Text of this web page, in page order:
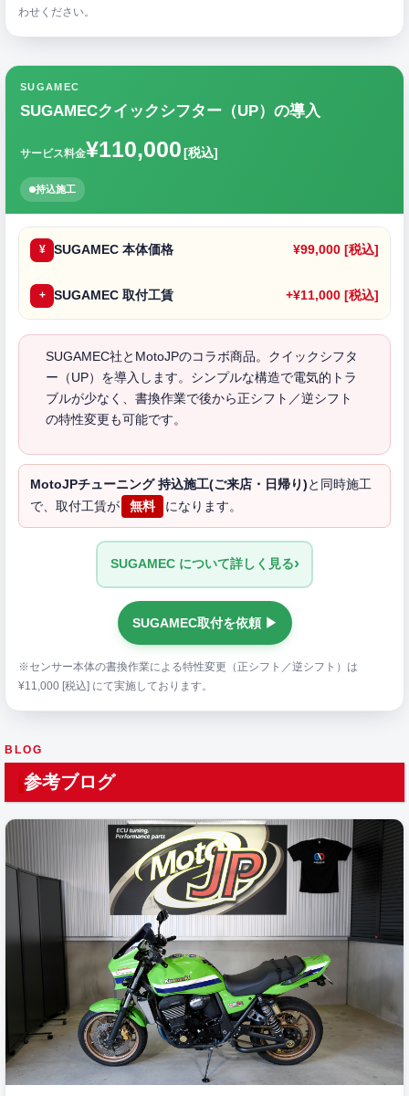
わせください。
SUGAMEC
SUGAMECクイックシフター（UP）の導入
サービス料金¥110,000[税込]
持込施工
¥ SUGAMEC 本体価格 ¥99,000 [税込]
+ SUGAMEC 取付工賃 +¥11,000 [税込]
SUGAMEC社とMotoJPのコラボ商品。クイックシフタ
ー（UP）を導入します。シンプルな構造で電気的トラ
ブルが少なく、書換作業で後から正シフト／逆シフト
の特性変更も可能です。
MotoJPチューニング 持込施工(ご来店・日帰り) と同時施工
で、取付工賃が
無料 になります。
SUGAMEC について詳しく見る›
SUGAMEC取付を依頼 ▶
※センサー本体の書換作業による特性変更（正シフト／逆シフト）は
¥11,000 [税込] にて実施しております。
BLOG
参考ブログ